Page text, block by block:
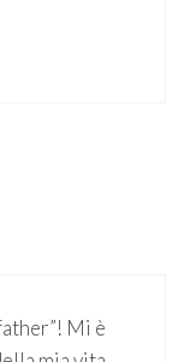
Mi è